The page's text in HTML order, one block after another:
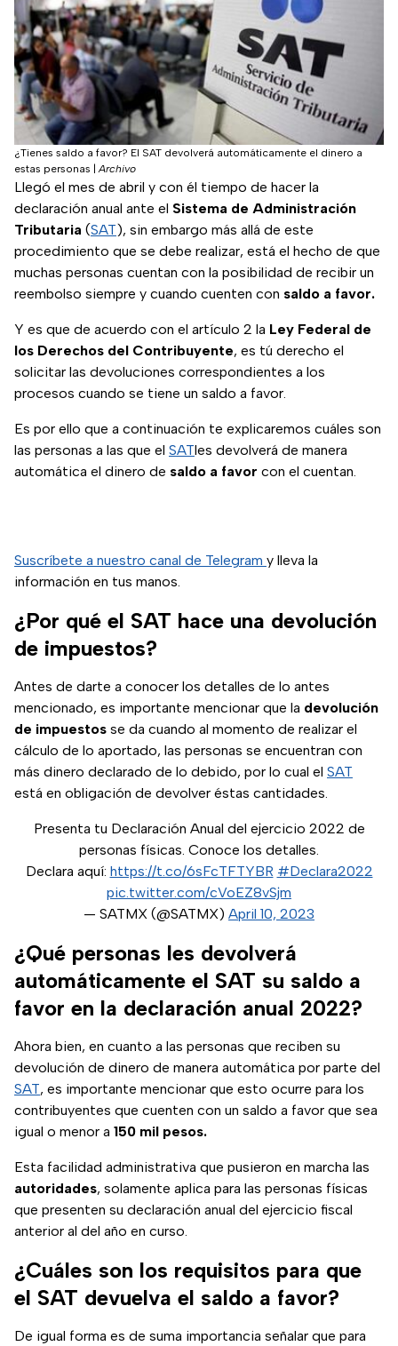
¿Tienes saldo a favor? El SAT devolverá automáticamente el dinero a
estas personas |Archivo
Llegó el mes de abril y con él tiempo de hacer la
declaración anual ante el Sistema de Administración
Tributaria (SAT), sin embargo más allá de este
procedimiento que se debe realizar, está el hecho de que
muchas personas cuentan con la posibilidad de recibir un
reembolso siempre y cuando cuenten con saldo a favor.
Y es que de acuerdo con el artículo 2 la Ley Federal de
los Derechos del Contribuyente, es tú derecho el
solicitar las devoluciones correspondientes a los
procesos cuando se tiene un saldo a favor.
Es por ello que a continuación te explicaremos cuáles son
las personas a las que el SATles devolverá de manera
automática el dinero de saldo a favor con el cuentan.
Suscríbete a nuestro canal de Telegram y lleva la
información en tus manos.
¿Por qué el SAT hace una devolución
de impuestos?
Antes de darte a conocer los detalles de lo antes
mencionado, es importante mencionar que la devolución
de impuestos se da cuando al momento de realizar el
cálculo de lo aportado, las personas se encuentran con
más dinero declarado de lo debido, por lo cual el SAT
está en obligación de devolver éstas cantidades.
Presenta tu Declaración Anual del ejercicio 2022 de
personas físicas. Conoce los detalles.
Declara aquí: https://t.co/6sFcTFTYBR #Declara2022
pic.twitter.com/cVoEZ8vSjm
— SATMX (@SATMX) April 10, 2023
¿Qué personas les devolverá
automáticamente el SAT su saldo a
favor en la declaración anual 2022?
Ahora bien, en cuanto a las personas que reciben su
devolución de dinero de manera automática por parte del
SAT, es importante mencionar que esto ocurre para los
contribuyentes que cuenten con un saldo a favor que sea
igual o menor a 150 mil pesos.
Esta facilidad administrativa que pusieron en marcha las
autoridades, solamente aplica para las personas físicas
que presenten su declaración anual del ejercicio fiscal
anterior al del año en curso.
¿Cuáles son los requisitos para que
el SAT devuelva el saldo a favor?
De igual forma es de suma importancia señalar que para